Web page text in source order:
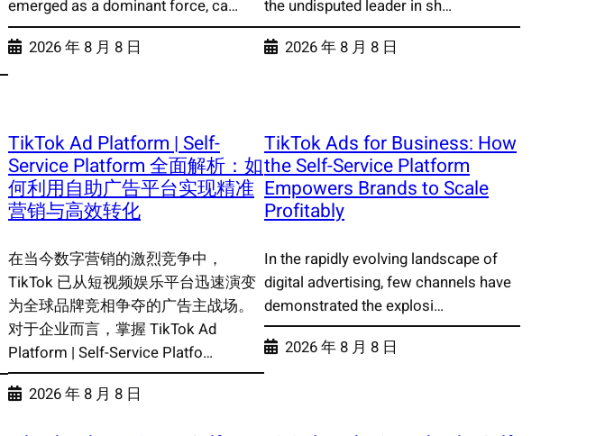
emerged as a dominant force, ca…
2026 年 8 月 8 日
the undisputed leader in sh…
2026 年 8 月 8 日
TikTok Ad Platform | Self-
Service Platform 全面解析：如
何利用自助广告平台实现精准
营销与高效转化
在当今数字营销的激烈竞争中，
TikTok 已从短视频娱乐平台迅速演变
为全球品牌竞相争夺的广告主战场。
对于企业而言，掌握 TikTok Ad
Platform | Self-Service Platfo…
2026 年 8 月 8 日
TikTok Ads for Business: How
the Self-Service Platform
Empowers Brands to Scale
Profitably
In the rapidly evolving landscape of
digital advertising, few channels have
demonstrated the explosi…
2026 年 8 月 8 日